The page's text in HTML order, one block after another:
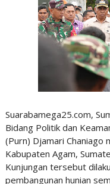
Suarabamega25.com,
Bidang Politik dan
(Purn) Djamari Chaniago
Kabupaten Agam,
Kunjungan tersebut
pembangunan hunian